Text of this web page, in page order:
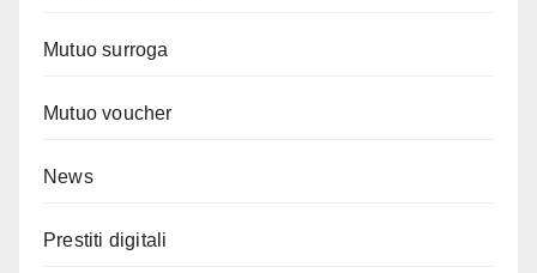
Mutuo surroga
Mutuo voucher
News
Prestiti digitali